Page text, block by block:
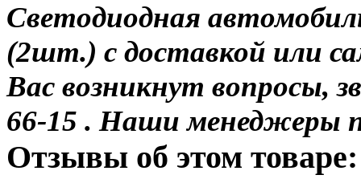
Светодиодная
(2шт.) с доставкой или
Вас возникнут вопросы,
66-15 . Наши менеджеры
Отзывы об этом товаре: